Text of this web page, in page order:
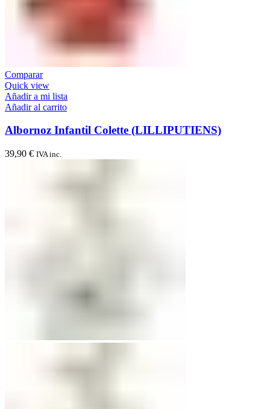
Comparar
Quick view
Añadir a mi lista
Añadir al carrito
Albornoz Infantil Colette (LILLIPUTIENS)
39,90 € IVA inc.